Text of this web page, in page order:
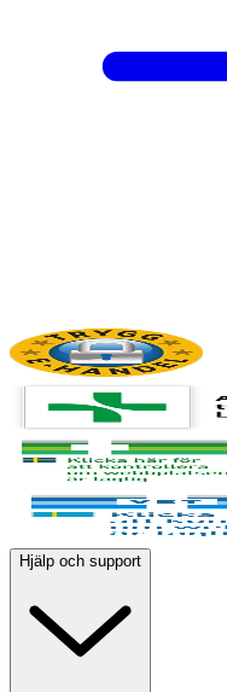
Hjälp och support